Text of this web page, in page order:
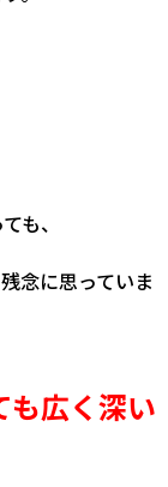
も、
念に思っていま
も広く深い